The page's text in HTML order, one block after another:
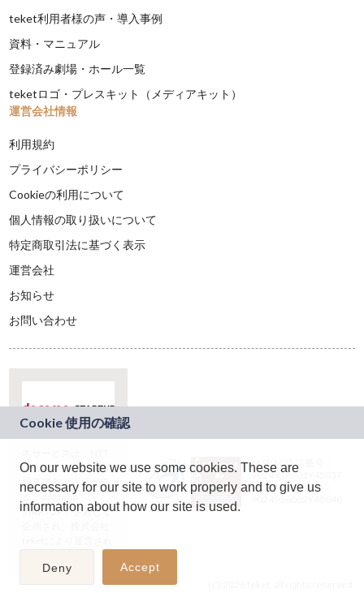
On our website we use some cookies. These are
necessary for our site to work properly and to give us
information about how our site is used.
Deny Accept
teket利用者様の声・導入事例
資料・マニュアル
登録済み劇場・ホール一覧
teketロゴ・プレスキット（メディアキット）
運営会社情報
利用規約
プライバシーポリシー
Cookieの利用について
個人情報の取り扱いについて
特定商取引法に基づく表示
運営会社
お知らせ
お問い合わせ
ドコモグループの新
規事業創出プログラ
ム「docomo
STARTUP」を通じて
JASRAC許諾番号：
9024936001Y45037
JASRAC許諾番号：